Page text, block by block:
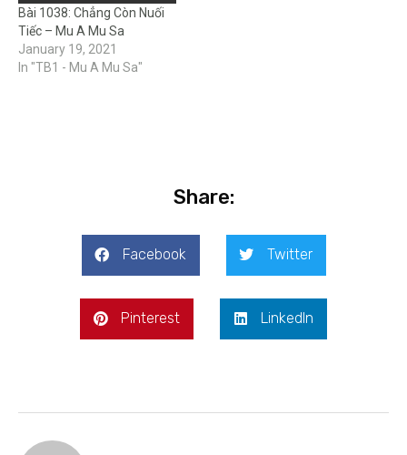
Bài 1038: Chẳng Còn Nuối
Tiếc – Mu A Mu Sa
January 19, 2021
In "TB1 - Mu A Mu Sa"
Share:
Facebook Twitter
Pinterest LinkedIn